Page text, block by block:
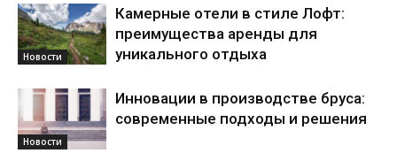
Новости
Камерные отели в стиле Лофт:
преимущества аренды для
уникального отдыха
Новости
Инновации в производстве бруса:
современные подходы и решения